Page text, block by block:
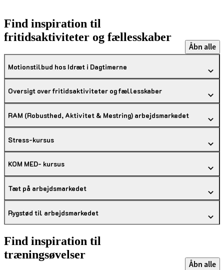
Find inspiration til
fritidsaktiviteter og fællesskaber
Åbn alle
Motionstilbud hos Idræt i Dagtimerne
Oversigt over fritidsaktiviteter og fællesskaber
RAM (Robusthed, Aktivitet & Mestring) arbejdsmarkedet
Stress-kursus
KOM MED- kursus
Tæt på arbejdsmarkedet
Rygstød til arbejdsmarkedet
Find inspiration til
træningsøvelser
Åbn alle